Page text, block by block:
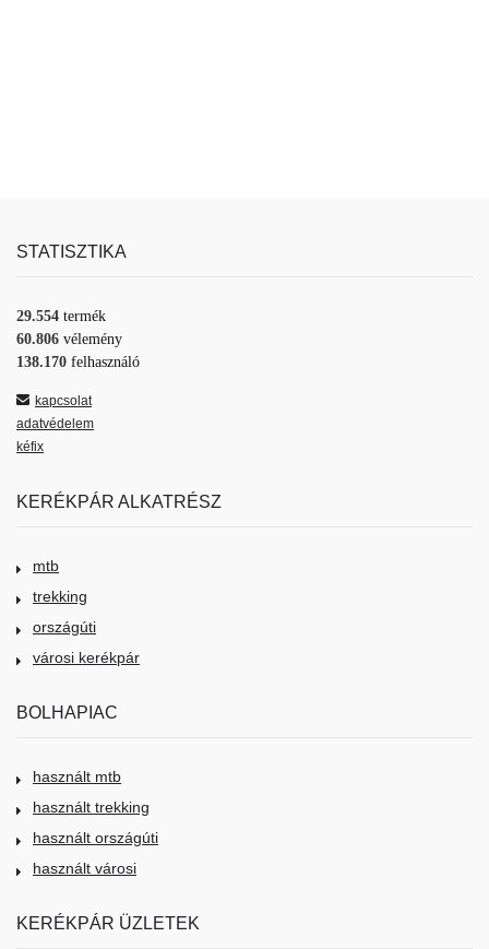
STATISZTIKA
29.554 termék
60.806 vélemény
138.170 felhasználó
kapcsolat
adatvédelem
kéfix
KERÉKPÁR ALKATRÉSZ
mtb
trekking
országúti
városi kerékpár
BOLHAPIAC
használt mtb
használt trekking
használt országúti
használt városi
KERÉKPÁR ÜZLETEK